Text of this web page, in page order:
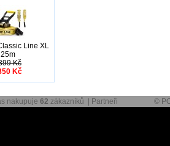
Line XL
25m
Kč
Kč
nakupuje 62 zákazníků | Partneři ©